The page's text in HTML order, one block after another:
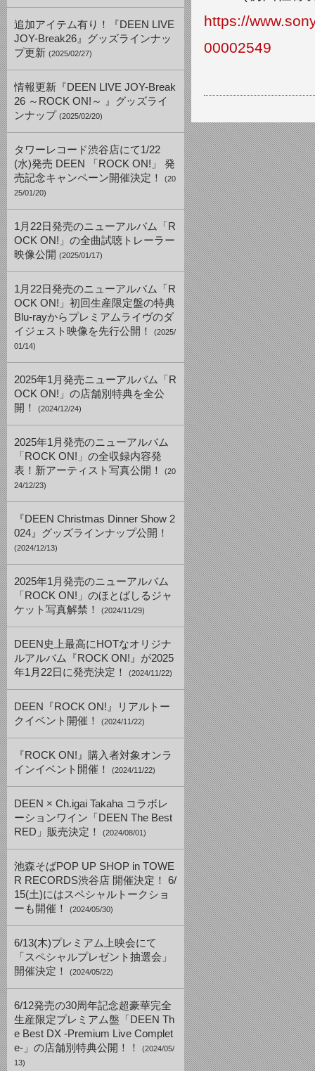
追加アイテム有り！『DEEN LIVE
JOY-Break26』グッズラインナッ
プ更新 (2025/02/27)
情報更新『DEEN LIVE JOY-Break
26 ～ROCK ON!～ 』グッズライ
ンナップ (2025/02/20)
タワーレコード渋谷店にて1/22
(水)発売 DEEN 「ROCK ON!」 発
売記念キャンペーン開催決定！
(20
25/01/20)
1月22日発売のニューアルバム「R
OCK ON!」の全曲試聴トレーラー
映像公開 (2025/01/17)
1月22日発売のニューアルバム「R
OCK ON!」初回生産限定盤の特典
Blu-rayからプレミアムライヴのダ
イジェスト映像を先行公開！
(2025/
01/14)
2025年1月発売ニューアルバム「R
OCK ON!」の店舗別特典を全公
開！
(2024/12/24)
2025年1月発売のニューアルバム
「ROCK ON!」の全収録内容発
表！新アーティスト写真公開！
(20
24/12/23)
『DEEN Christmas Dinner Show 2
024』グッズラインナップ公開！
(2024/12/13)
2025年1月発売のニューアルバム
「ROCK ON!」のほとばしるジャ
ケット写真解禁！
(2024/11/29)
DEEN史上最高にHOTなオリジナ
ルアルバム『ROCK ON!』が2025
年1月22日に発売決定！
(2024/11/22)
DEEN『ROCK ON!』リアルトー
クイベント開催！
(2024/11/22)
『ROCK ON!』購入者対象オンラ
インイベント開催！
(2024/11/22)
DEEN × Ch.igai Takaha コラボレ
ーションワイン「DEEN The Best
RED」販売決定！
(2024/08/01)
池森そばPOP UP SHOP in TOWE
R RECORDS渋谷店 開催決定！ 6/
15(土)にはスペシャルトークショ
ーも開催！
(2024/05/30)
6/13(木)プレミアム上映会にて
「スペシャルプレゼント抽選会」
開催決定！
(2024/05/22)
6/12発売の30周年記念超豪華完全
生産限定プレミアム盤「DEEN Th
e Best DX -Premium Live Complet
e-」の店舗別特典公開！！
(2024/05/
13)
https://
00002549